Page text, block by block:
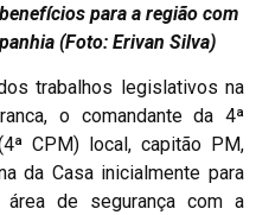
para a região com
(Foto: Erivan Silva)
trabalhos legislativos na
o comandante da 4ª
CPM) local, capitão PM,
da Casa inicialmente para
de segurança com a